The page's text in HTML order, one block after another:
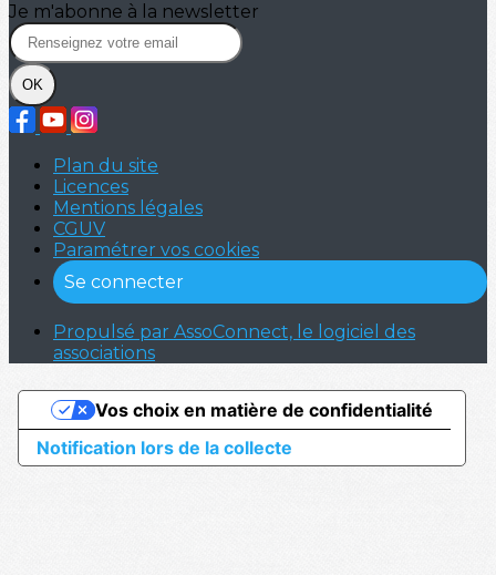
Je m'abonne à la newsletter
OK
Plan du site
Licences
Mentions légales
CGUV
Paramétrer vos cookies
Se connecter
Propulsé par AssoConnect, le logiciel des
associations
Notification lors de la collecte
Vos choix en matière de confidentialité